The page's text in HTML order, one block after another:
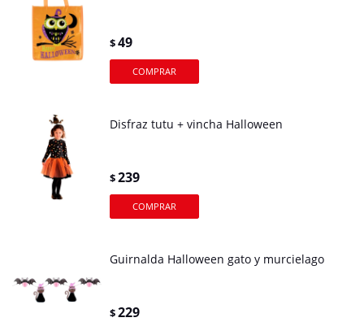
$49
Disfraz tutu + vincha Halloween
$239
Guirnalda Halloween gato y murcielago
$229